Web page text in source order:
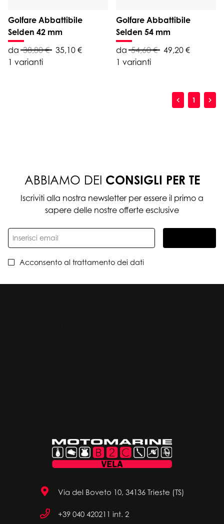
Golfare Abbattibile
Selden 42 mm
da 38,80 € 35,10 €
1 varianti
Golfare Abbattibile
Selden 54 mm
da 54,60 € 49,20 €
1 varianti
1
ABBIAMO DEI CONSIGLI PER TE
Iscriviti alla nostra newsletter per essere il primo a
sapere delle nostre offerte esclusive
Acconsento al trattamento dei dati
Via del Boveto 10, 34136 Trieste (TS)
+39 040 420211 int. 2